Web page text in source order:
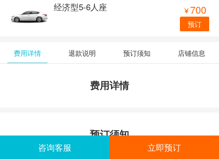
经济型5-6人座  700
预订
费用详情 退款说明 预订须知 店铺信息
费用详情
预订须知
咨询客服 立即预订